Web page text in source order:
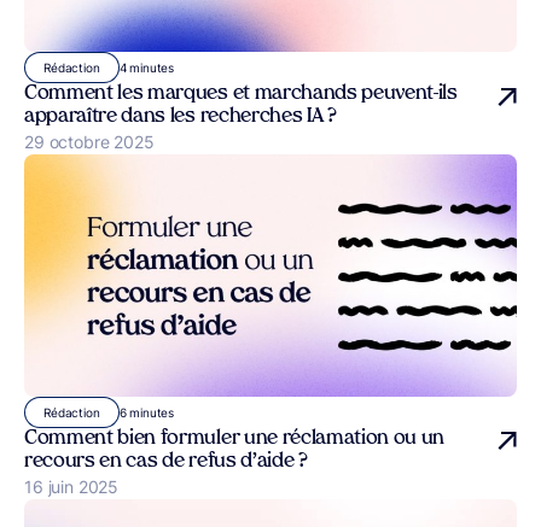
Rédaction 4 minutes
Comment les marques et marchands peuvent-ils
apparaître dans les recherches IA ?
Publié le
29 octobre 2025
Rédaction 6 minutes
Comment bien formuler une réclamation ou un
recours en cas de refus d’aide ?
Publié le
16 juin 2025